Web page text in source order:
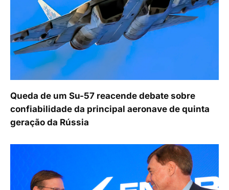
Queda de um Su-57 reacende debate sobre
confiabilidade da principal aeronave de quinta
geração da Rússia